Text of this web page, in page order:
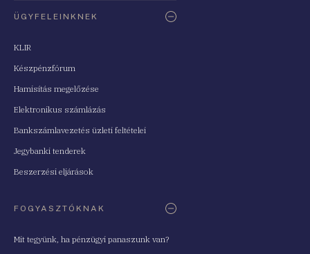
ÜGYFELEINKNEK
KLIR
Készpénzfórum
Hamisítás megelőzése
Elektronikus számlázás
Bankszámlavezetés üzleti feltételei
Jegybanki tenderek
Beszerzési eljárások
FOGYASZTÓKNAK
Mit tegyünk, ha pénzügyi panaszunk van?